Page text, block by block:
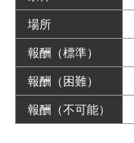
場所
報酬（標準）
報酬（困難）
報酬（不可能）